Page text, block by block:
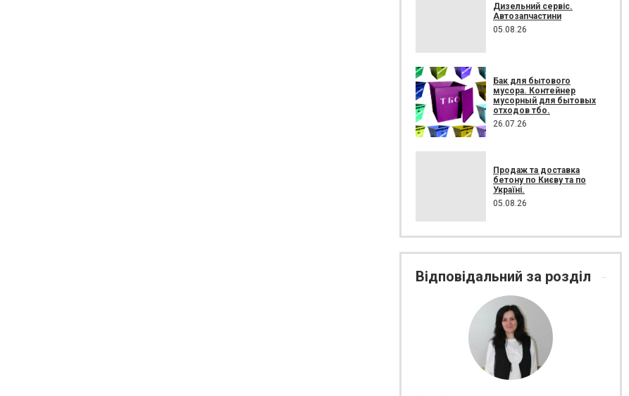
Дизельний сервіс.
Автозапчастини
05.08.26
Бак для бытового
мусора. Контейнер
мусорный для бытовых
отходов тбо.
26.07.26
Продаж та доставка
бетону по Києву та по
Україні.
05.08.26
Відповідальний за розділ